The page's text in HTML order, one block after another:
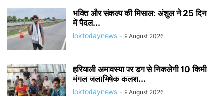
भक्ति और संकल्प की मिसाल: अंशुल ने 25 दिन
में पैदल...
loktodaynews - 9 August 2026
हरियाली अमावस्या पर डग से निकलेगी 10 किमी
मंगल जलाभिषेक कलश...
loktodaynews - 9 August 2026